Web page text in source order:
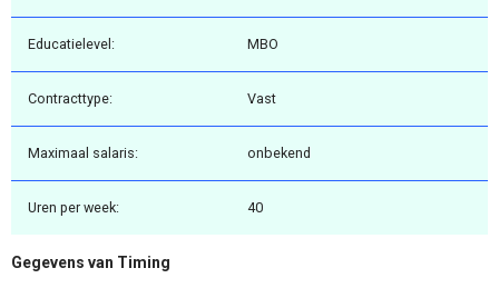
Educatielevel: MBO
Contracttype: Vast
Maximaal salaris: onbekend
Uren per week: 40
Gegevens van Timing